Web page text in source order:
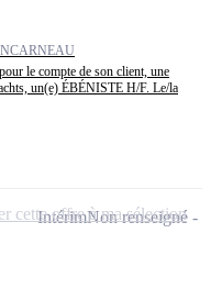
le compte de son client, une
un(e) ÉBÉNISTE H/F. Le/la
IntérimNon renseigné
cette offre à ma sélection